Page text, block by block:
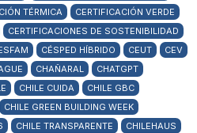
TÉRMICA
CERTIFICACIÓN VERDE
CERTIFICACIONES DE SOSTENIBILIDAD
CÉSPED HÍBRIDO CEUT
CEV
CHAÑARAL
CHATGPT
CHILE CUIDA
CHILE GBC
CHILE GREEN BUILDING WEEK
CHILE TRANSPARENTE
CHILEHAUS